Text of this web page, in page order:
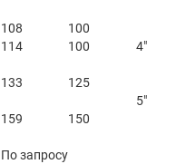
108
100
114
100 4″
133
125
5″
159
150
По запросу